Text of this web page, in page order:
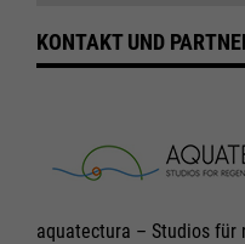
KONTAKT UND
aquatectura – Studios für